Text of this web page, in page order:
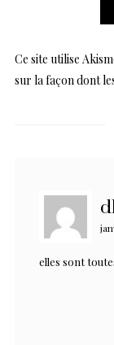
Ce site utilise
sur la façon dont
elles sont